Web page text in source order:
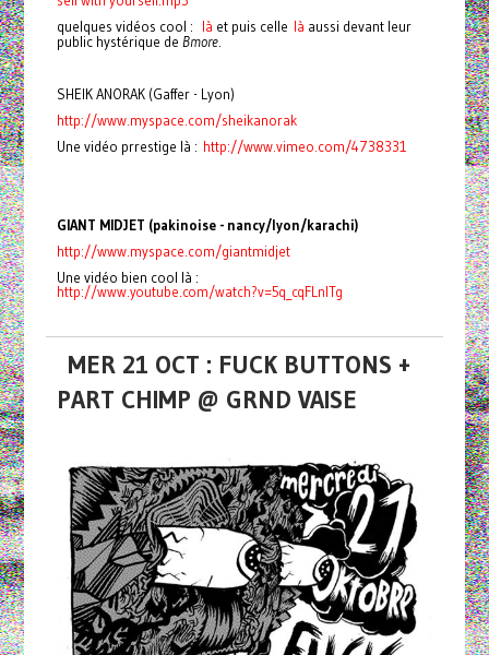
quelques vidéos cool : là et puis celle là aussi devant leur
public hystérique de Bmore.
SHEIK ANORAK (Gaffer - Lyon)
http://www.myspace.com/sheikanorak
Une vidéo prrestige là : http://www.vimeo.com/4738331
GIANT MIDJET (pakinoise - nancy/lyon/karachi)
http://www.myspace.com/giantmidjet
Une vidéo bien cool là :
http://www.youtube.com/watch?v=5q_cqFLnITg
MER 21 OCT : FUCK BUTTONS +
PART CHIMP @ GRND VAISE